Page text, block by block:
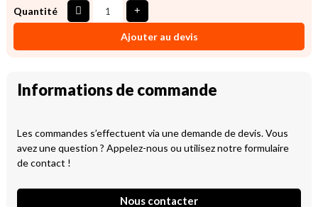
Quantité
Ajouter au devis
Informations de commande
Les commandes s’effectuent via une demande de devis. Vous
avez une question ? Appelez-nous ou utilisez notre formulaire
de contact !
Nous contacter